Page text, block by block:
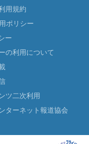
用規約
ポリシー
ー
の利用について
ツ二次利用
ターネット報道協会